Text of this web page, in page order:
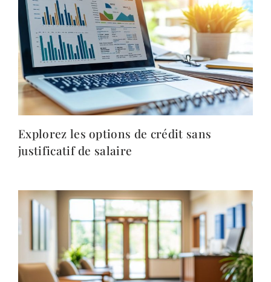
Explorez les options de crédit sans
justificatif de salaire